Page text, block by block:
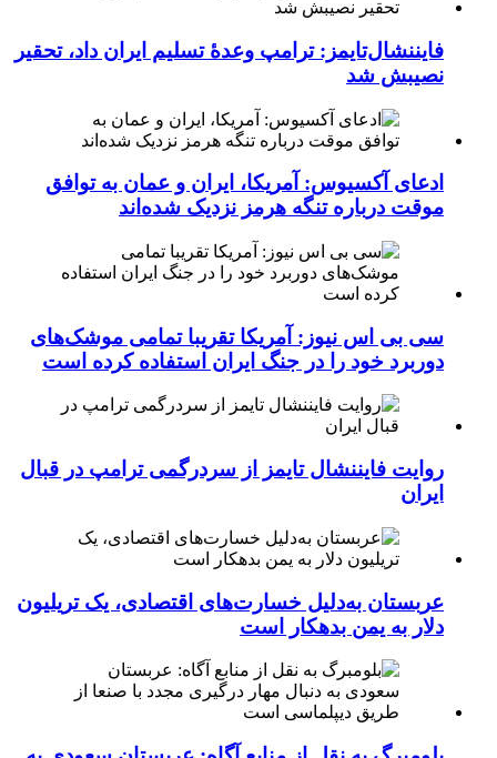
فایننشال‌تایمز: ترامپ وعدۀ تسلیم ایران داد، تحقیر
نصیبش شد
ادعای آکسیوس: آمریکا، ایران و عمان به توافق
موقت درباره تنگه هرمز نزدیک شده‌اند
سی بی اس نیوز: آمریکا تقریبا تمامی موشک‌های
دوربرد خود را در جنگ ایران استفاده کرده است
روایت فایننشال تایمز از سردرگمی ترامپ در قبال
ایران
عربستان به‌دلیل خسارت‌های اقتصادی، یک تریلیون
دلار به یمن بدهکار است